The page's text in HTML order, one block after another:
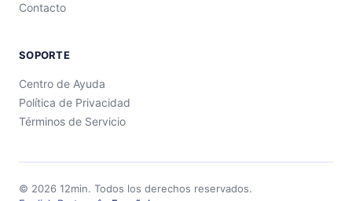
Contacto
SOPORTE
Centro de Ayuda
Política de Privacidad
Términos de Servicio
© 2026 12min. Todos los derechos reservados.